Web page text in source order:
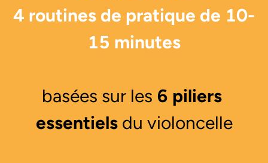
4 routines de pratique de 10-
15 minutes
basées sur les 6 piliers
essentiels du violoncelle